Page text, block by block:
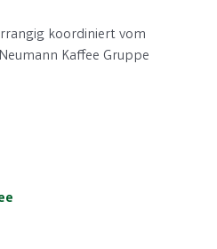
koordiniert vom
Kaffee Gruppe